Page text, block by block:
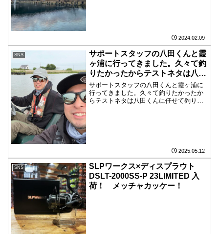
2024.02.09
SNS
サポートスタッフの八田くんと霞
ヶ浦に行ってきました。久々て釣
りたかったからテストネタは八田
くんに任せて釣りたいモードで！
サポートスタッフの八田くんと霞ヶ浦に
行ってきました。久々て釣りたかったか
らテストネタは八田くんに任せて釣りた
2025.05.12
SNS
SLPワークス×ディスプラウト
DSLT-2000SS-P 23LIMITED 入
荷！ メッチャカッケー！